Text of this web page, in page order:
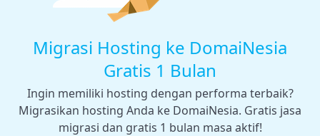
Migrasi Hosting ke DomaiNesia
Gratis 1 Bulan
Ingin memiliki hosting dengan performa terbaik?
Migrasikan hosting Anda ke DomaiNesia. Gratis jasa
migrasi dan gratis 1 bulan masa aktif!